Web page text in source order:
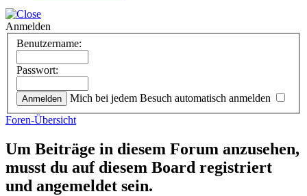
Anmelden
Benutzername:
Passwort:
Mich bei jedem Besuch automatisch anmelden
Foren-Übersicht
Um Beiträge in diesem Forum anzusehen,
musst du auf diesem Board registriert
und angemeldet sein.